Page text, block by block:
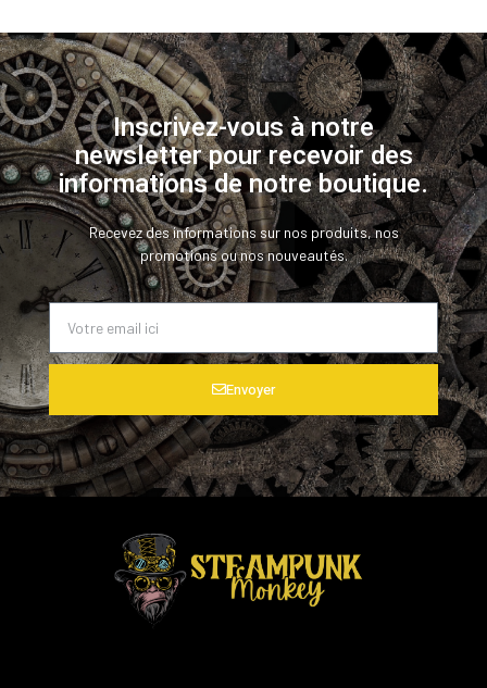
Inscrivez-vous à notre
newsletter pour recevoir des
informations de notre boutique.
Recevez des informations sur nos produits, nos
promotions ou nos nouveautés.
Envoyer